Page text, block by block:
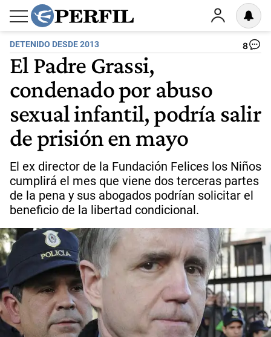
DETENIDO DESDE 2013 8
El Padre Grassi,
condenado por abuso
sexual infantil, podría salir
de prisión en mayo
El ex director de la Fundación Felices los Niños
cumplirá el mes que viene dos terceras partes
de la pena y sus abogados podrían solicitar el
beneficio de la libertad condicional.